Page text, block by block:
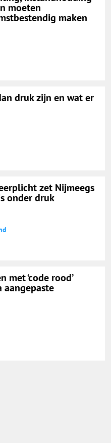
moeten
maken
druk zijn en wat er
zet Nijmeegs
onder druk
‘code rood’
aangepaste